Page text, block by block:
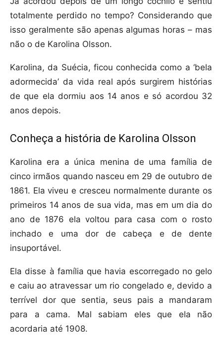
totalmente perdido no tempo? Considerando que
isso geralmente são apenas algumas horas – mas
não o de Karolina Olsson.
Karolina, da Suécia, ficou conhecida como a ‘bela
adormecida’ da vida real após surgirem histórias
de que ela dormiu aos 14 anos e só acordou 32
anos depois.
Conheça a história de Karolina Olsson
Karolina era a única menina de uma família de
cinco irmãos quando nasceu em 29 de outubro de
1861. Ela viveu e cresceu normalmente durante os
primeiros 14 anos de sua vida, mas em um dia do
ano de 1876 ela voltou para casa com o rosto
inchado e uma dor de cabeça e de dente
insuportável.
Ela disse à família que havia escorregado no gelo
e caiu ao atravessar um rio congelado e, devido a
terrível dor que sentia, seus pais a mandaram
para a cama. Mal sabiam eles que ela não
acordaria até 1908.